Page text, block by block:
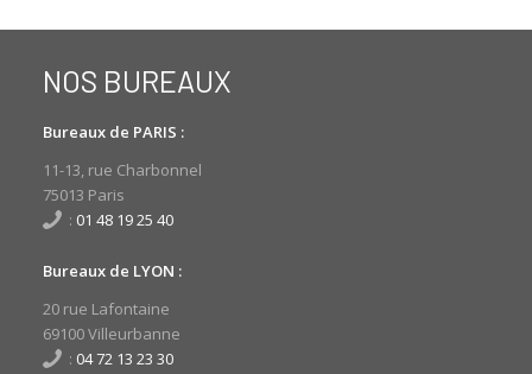
NOS BUREAUX
Bureaux de PARIS :
11-13, rue Charbonnel
75013 Paris
: 01 48 19 25 40
Bureaux de LYON :
20 rue Lafontaine
69100 Villeurbanne
: 04 72 13 23 30